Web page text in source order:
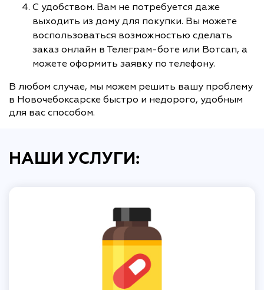
С удобством. Вам не потребуется даже
выходить из дому для покупки. Вы можете
воспользоваться возможностью сделать
заказ онлайн в Телеграм-боте или Вотсап, а
можете оформить заявку по телефону.
В любом случае, мы можем решить вашу проблему
в Новочебоксарске быстро и недорого, удобным
для вас способом.
НАШИ УСЛУГИ: